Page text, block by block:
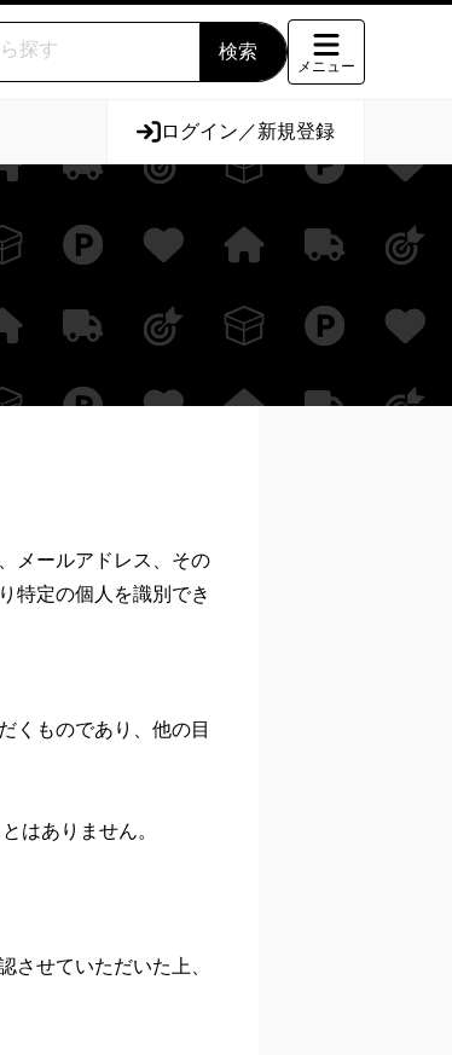
メニュー
ログイン／新規登録
メールアドレス、その
特定の個人を識別でき
くものであり、他の目
はありません。
させていただいた上、